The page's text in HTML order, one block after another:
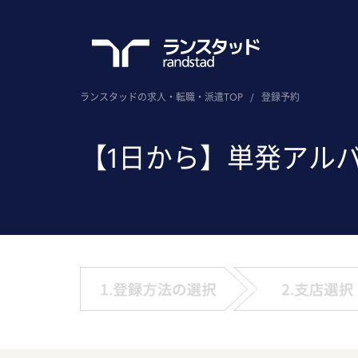
ランスタッドの求人・転職・派遣TOP / 登録予約
【1日から】単発アル